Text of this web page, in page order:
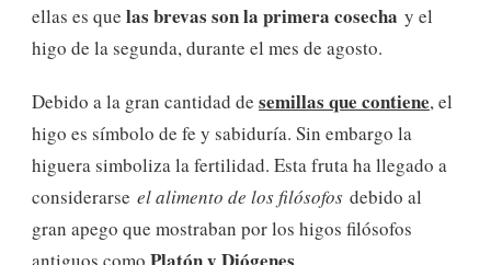
ellas es que las brevas son la primera cosecha y el
higo de la segunda, durante el mes de agosto.
Debido a la gran cantidad de semillas que contiene, el
higo es símbolo de fe y sabiduría. Sin embargo la
higuera simboliza la fertilidad. Esta fruta ha llegado a
considerarse el alimento de los filósofos debido al
gran apego que mostraban por los higos filósofos
antiguos como
.